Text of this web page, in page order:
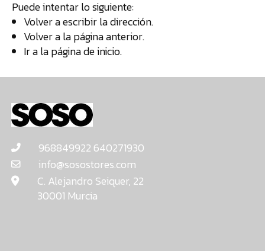
TIENDA
Puede intentar lo siguiente:
Volver a escribir la dirección.
Volver a la página anterior.
Ir a lapágina de inicio.
968849922 640271930
info@sosostores.com
C. Alejandro Seiquer, 22
30001 Murcia